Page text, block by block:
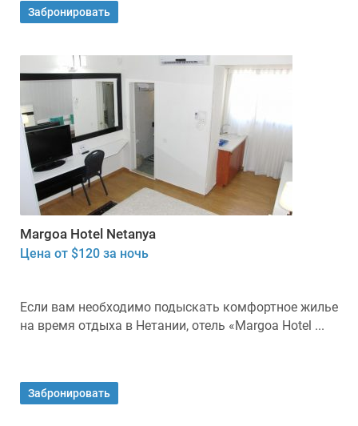
Забронировать
Margoa Hotel Netanya
Цена от $120 за ночь
Если вам необходимо подыскать комфортное жилье
на время отдыха в Нетании, отель «Margoa Hotel ...
Забронировать